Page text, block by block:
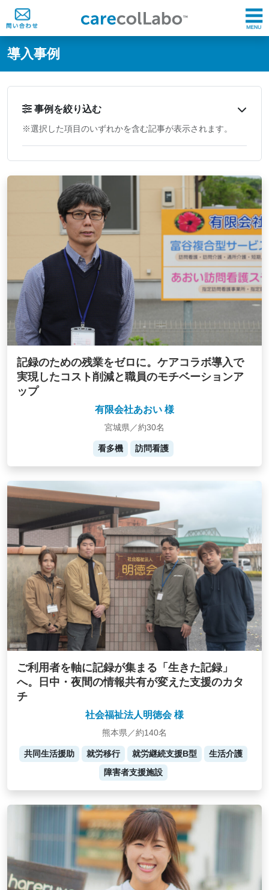
@ -0,0 +1,60 @@
導入事例
事例を絞り込む
※選択した項目のいずれかを含む記事が表示されます。
記録のための残業をゼロに。ケアコラボ導入で
実現したコスト削減と職員のモチベーションア
ップ
有限会社あおい 様
宮城県／約30名
看多機 訪問看護
ご利用者を軸に記録が集まる「生きた記録」
へ。日中・夜間の情報共有が変えた支援のカタ
チ
社会福祉法人明徳会 様
熊本県／約140名
共同生活援助 就労移行 就労継続支援B型
生活介護
障害者支援施設